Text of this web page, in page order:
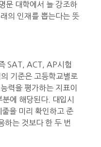
문 대학에서 늘 강조하
의 인재를 뽑는다는 뜻
SAT, ACT, AP시험
기준은 고등학교별로
력을 평가하는 지표이
에 해당된다. 대입시
을 미리 확인하고 준
하는 것보다 한 두 번